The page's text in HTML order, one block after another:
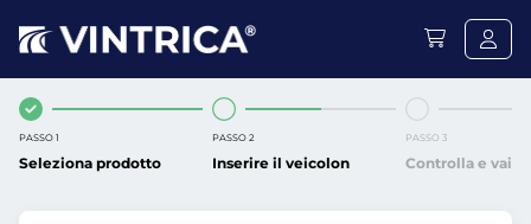
PASSO 1
Seleziona prodotto
PASSO 2
Inserire il veicolon
PASSO 3
Controlla e vai